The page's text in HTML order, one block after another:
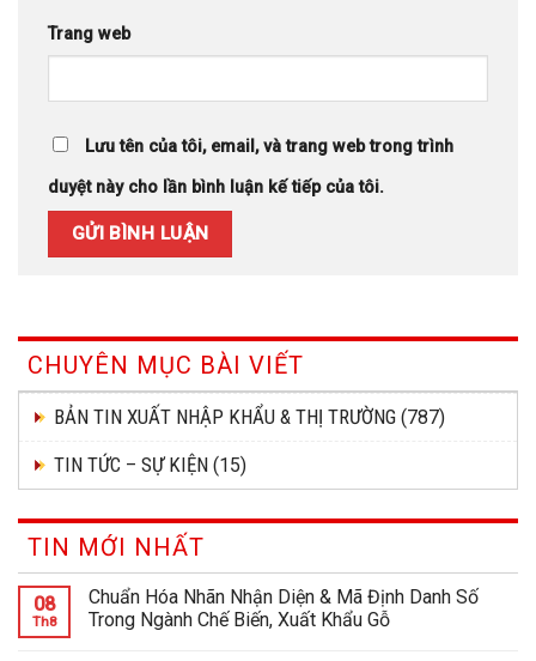
Trang web
Lưu tên của tôi, email, và trang web trong trình
duyệt này cho lần bình luận kế tiếp của tôi.
CHUYÊN MỤC BÀI VIẾT
BẢN TIN XUẤT NHẬP KHẨU & THỊ TRƯỜNG (787)
TIN TỨC – SỰ KIỆN (15)
TIN MỚI NHẤT
08
Th8
Chuẩn Hóa Nhãn Nhận Diện & Mã Định Danh Số
Trong Ngành Chế Biến, Xuất Khẩu Gỗ